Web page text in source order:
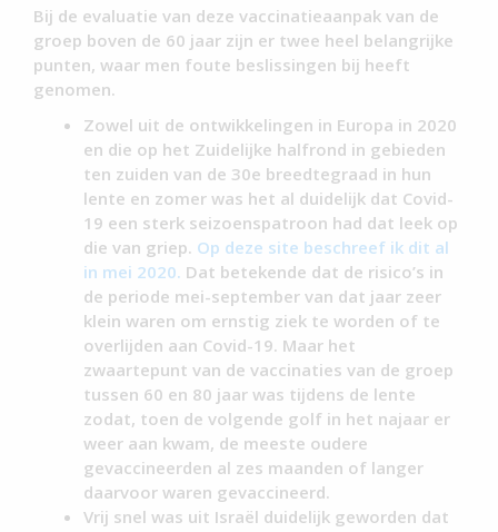
Bij de evaluatie van deze vaccinatieaanpak van de
groep boven de 60 jaar zijn er twee heel belangrijke
punten, waar men foute beslissingen bij heeft
genomen.
Zowel uit de ontwikkelingen in Europa in 2020
en die op het Zuidelijke halfrond in gebieden
ten zuiden van de 30e breedtegraad in hun
lente en zomer was het al duidelijk dat Covid-
19 een sterk seizoenspatroon had dat leek op
die van griep. Op deze site beschreef ik dit al
in mei 2020. Dat betekende dat de risico’s in
de periode mei-september van dat jaar zeer
klein waren om ernstig ziek te worden of te
overlijden aan Covid-19. Maar het
zwaartepunt van de vaccinaties van de groep
tussen 60 en 80 jaar was tijdens de lente
zodat, toen de volgende golf in het najaar er
weer aan kwam, de meeste oudere
gevaccineerden al zes maanden of langer
daarvoor waren gevaccineerd.
Vrij snel was uit Israël duidelijk geworden dat